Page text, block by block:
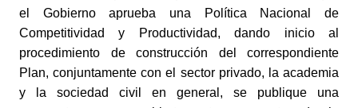
el Gobierno aprueba una Política Nacional de
Competitividad y Productividad, dando inicio al
procedimiento de construcción del correspondiente
Plan, conjuntamente con el sector privado, la academia
y la sociedad civil en general, se publique una